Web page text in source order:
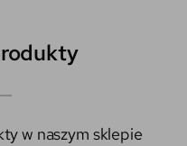
w naszym sklepie